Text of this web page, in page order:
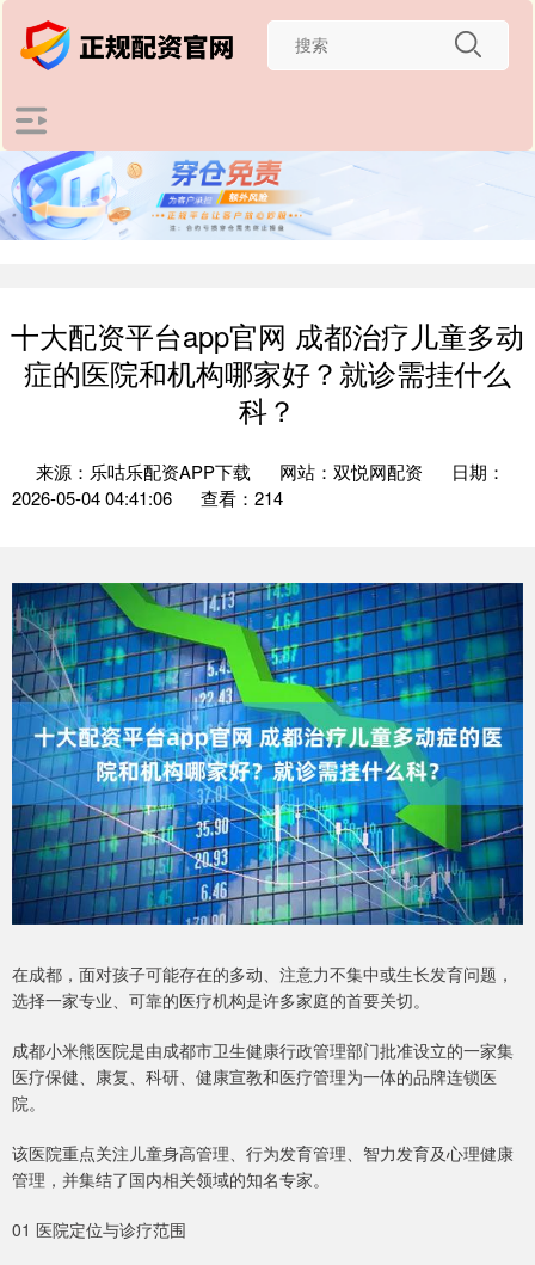
十大配资平台app官网 成都治疗儿童多动
症的医院和机构哪家好？就诊需挂什么
科？
来源：乐咕乐配资APP下载 网站：双悦网配资
日期：
2026-05-04 04:41:06
查看：214
在成都，面对孩子可能存在的多动、注意力不集中或生长发育问题，
选择一家专业、可靠的医疗机构是许多家庭的首要关切。
成都小米熊医院是由成都市卫生健康行政管理部门批准设立的一家集
医疗保健、康复、科研、健康宣教和医疗管理为一体的品牌连锁医
院。
该医院重点关注儿童身高管理、行为发育管理、智力发育及心理健康
管理，并集结了国内相关领域的知名专家。
01 医院定位与诊疗范围